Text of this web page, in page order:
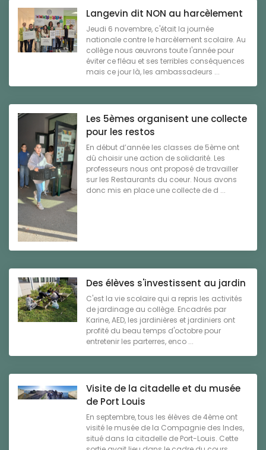
Langevin dit NON au harcèlement
Jeudi 6 novembre, c'était la journée
nationale contre le harcèlement scolaire. Au
collège nous œuvrons toute l'année pour
éviter ce fléau et ses terribles conséquences
mais ce jour là, les ambassadeurs ...
Les 5èmes organisent une collecte
pour les restos
En début d’année les classes de 5ème ont
dû choisir une action de solidarité. Les
professeurs nous ont proposé de travailler
sur les Restaurants du coeur. Nous avons
donc mis en place une collecte de d ...
Des élèves s'investissent au jardin
C'est la vie scolaire qui a repris les activités
de jardinage au collège. Encadrés par
Karine, AED, les jardinières et jardiniers ont
profité du beau temps d'octobre pour
entretenir les parterres, enco ...
Visite de la citadelle et du musée
de Port Louis
En septembre, tous les élèves de 4ème ont
visité le musée de la Compagnie des Indes,
situé dans la citadelle de Port-Louis. Cette